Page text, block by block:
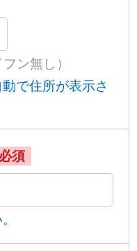
ン無し）
で住所が表示さ
必須